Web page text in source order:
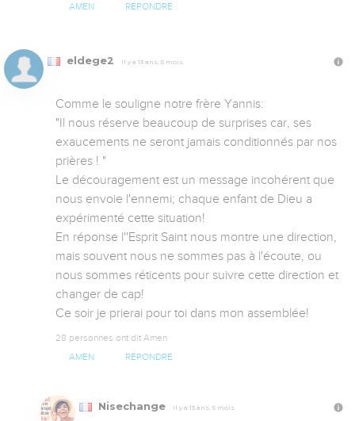
AMEN RÉPONDRE
eldege2 Il y a 13 ans, 5 mois
Comme le souligne notre frère Yannis:
"Il nous réserve beaucoup de surprises car, ses
exaucements ne seront jamais conditionnés par nos
prières ! "
Le découragement est un message incohérent que
nous envoie l'ennemi; chaque enfant de Dieu a
expérimenté cette situation!
En réponse l''Esprit Saint nous montre une direction,
mais souvent nous ne sommes pas à l'écoute, ou
nous sommes réticents pour suivre cette direction et
changer de cap!
Ce soir je prierai pour toi dans mon assemblée!
28 personnes ont dit Amen
AMEN RÉPONDRE
Nisechange Il y a 13 ans, 5 mois